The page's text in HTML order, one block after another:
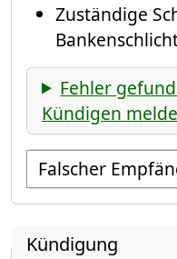
Zuständige
Fehler
Kündigen
Empfänger
Kündigung